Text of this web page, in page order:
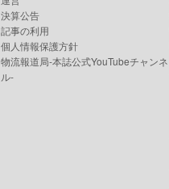
決算公告
記事の利用
個人情報保護方針
物流報道局-本誌公式YouTubeチャンネ
ル-